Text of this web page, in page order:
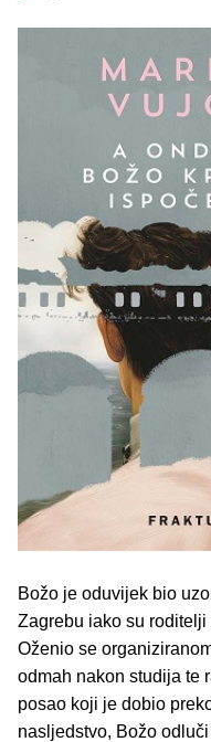
Božo je oduvijek bio
Zagrebu iako su
Oženio se
odmah nakon studija te
posao koji je dobio
nasljedstvo, Božo